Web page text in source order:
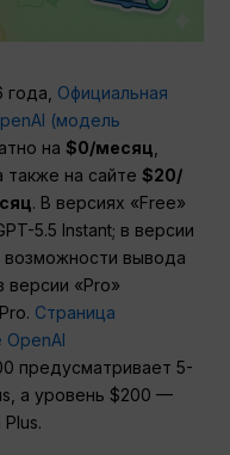
Официальная
(модель
на$0/месяц
а также на сайте$20/
. В версиях «Free»
5.5 Instant; в версии
вывода
версии «Pro»
Страница
OpenAI
предусматривает 5-
а уровень $200 —